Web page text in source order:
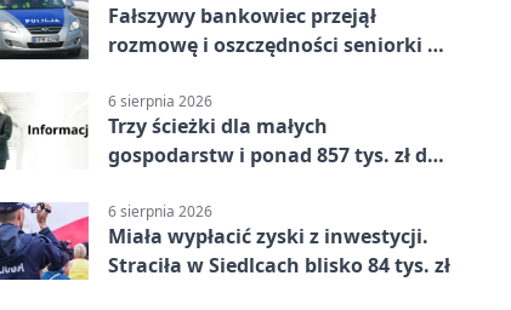
Fałszywy bankowiec przejął
rozmowę i oszczędności seniorki z
6 sierpnia 2026
Trzy ścieżki dla małych
gospodarstw i ponad 857 tys. zł do
6 sierpnia 2026
Miała wypłacić zyski z inwestycji.
Straciła w Siedlcach blisko 84 tys. zł